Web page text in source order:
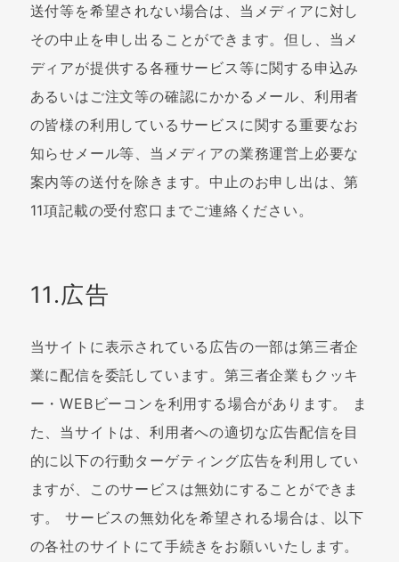
送付等を希望されない場合は、当メディアに対し
その中止を申し出ることができます。但し、当メ
ディアが提供する各種サービス等に関する申込み
あるいはご注文等の確認にかかるメール、利用者
の皆様の利用しているサービスに関する重要なお
知らせメール等、当メディアの業務運営上必要な
案内等の送付を除きます。中止のお申し出は、第
11項記載の受付窓口までご連絡ください。
11.広告
当サイトに表示されている広告の一部は第三者企
業に配信を委託しています。第三者企業もクッキ
ー・WEBビーコンを利用する場合があります。 ま
た、当サイトは、利用者への適切な広告配信を目
的に以下の行動ターゲティング広告を利用してい
ますが、このサービスは無効にすることができま
す。 サービスの無効化を希望される場合は、以下
の各社のサイトにて手続きをお願いいたします。